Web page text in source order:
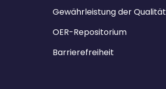
Gewährleistung der Qualität
OER-Repositorium
Barrierefreiheit